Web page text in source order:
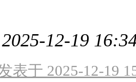
12-19
表于 2025-12-19